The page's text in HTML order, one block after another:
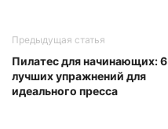
Предыдущая статья
Пилатес для начинающих: 6
лучших упражнений для
идеального пресса